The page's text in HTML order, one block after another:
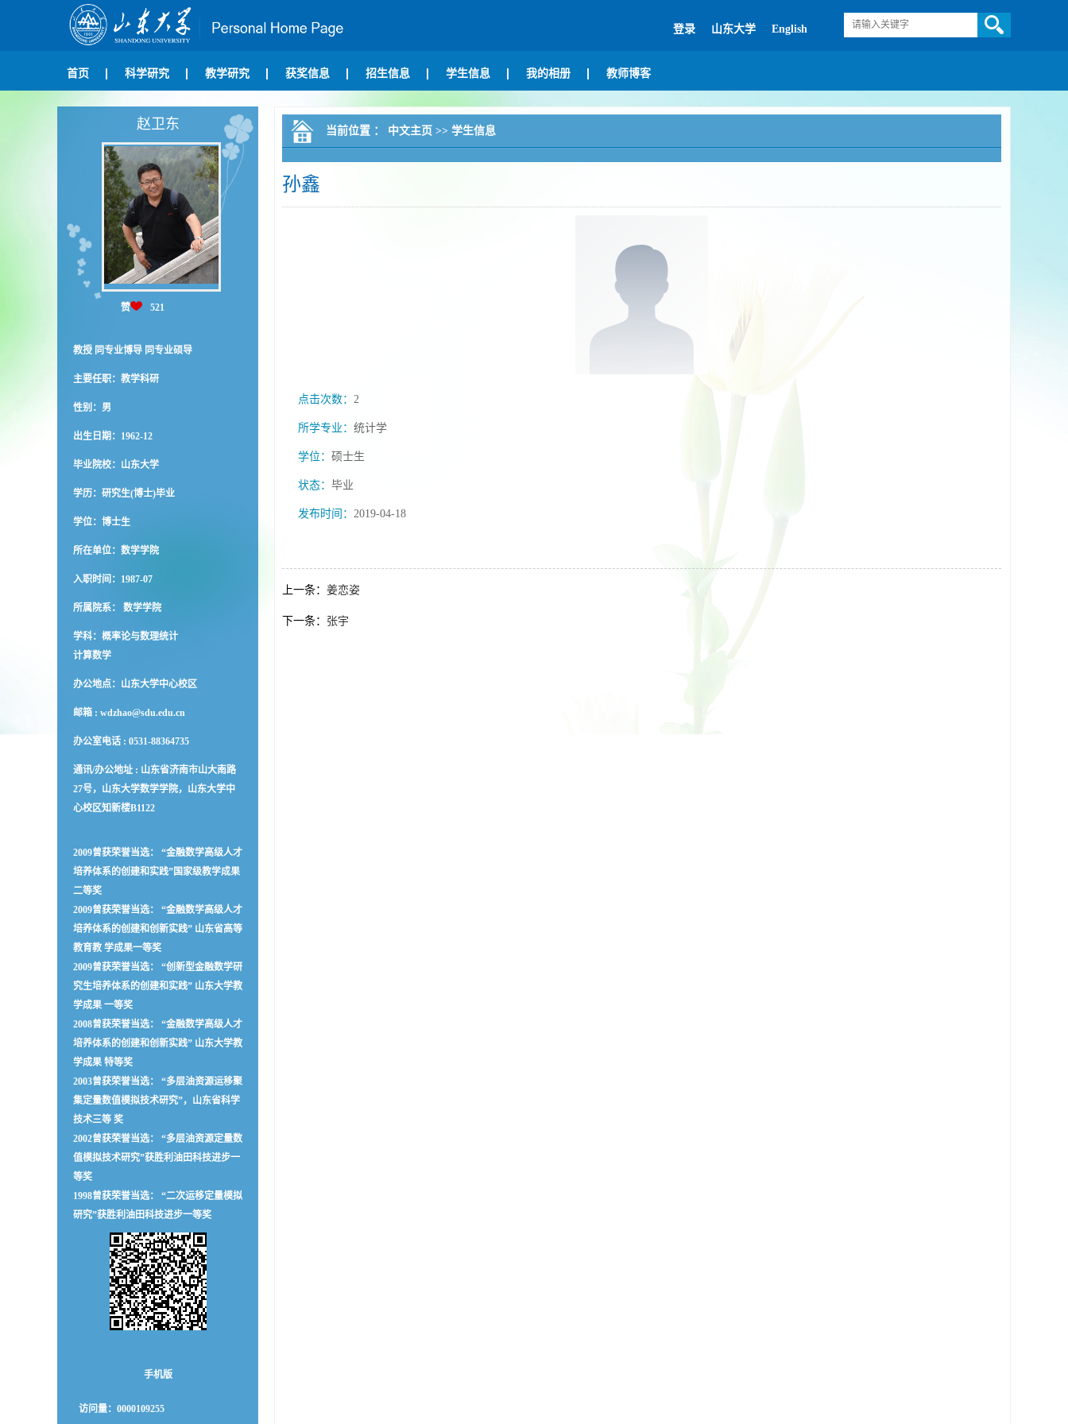
登录 山东大学 English
首页 科学研究 教学研究 获奖信息 招生信息 学生信息 我的相册 教师博客
赵卫东
赞 521
教授 同专业博导 同专业硕导
主要任职：教学科研
性别：男
出生日期：1962-12
毕业院校：山东大学
学历：研究生(博士)毕业
学位：博士生
所在单位：数学学院
入职时间：1987-07
所属院系： 数学学院
学科：概率论与数理统计
计算数学
办公地点：山东大学中心校区
邮箱 : wdzhao@sdu.edu.cn
办公室电话 : 0531-88364735
通讯/办公地址 : 山东省济南市山大南路
27号，山东大学数学学院，山东大学中
心校区知新楼B1122
2009曾获荣誉当选： “金融数学高级人才
培养体系的创建和实践”国家级教学成果
二等奖
2009曾获荣誉当选： “金融数学高级人才
培养体系的创建和创新实践” 山东省高等
教育教 学成果一等奖
2009曾获荣誉当选： “创新型金融数学研
究生培养体系的创建和实践” 山东大学教
学成果 一等奖
2008曾获荣誉当选： “金融数学高级人才
培养体系的创建和创新实践” 山东大学教
学成果 特等奖
2003曾获荣誉当选： “多层油资源运移聚
集定量数值模拟技术研究”，山东省科学
技术三等 奖
2002曾获荣誉当选： “多层油资源定量数
值模拟技术研究”获胜利油田科技进步一
等奖
1998曾获荣誉当选： “二次运移定量模拟
研究”获胜利油田科技进步一等奖
手机版
访问量： 0000109255
当前位置 ： 中文主页 >> 学生信息
孙鑫
点击次数： 2
所学专业： 统计学
学位： 硕士生
状态： 毕业
发布时间： 2019-04-18
上一条： 姜恋姿
下一条： 张宇